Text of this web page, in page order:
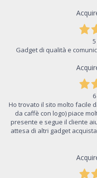
Gadget di qualità e
Ho trovato il sito molto facile
da caffè con logo) piace
presente e segue il cliente
attesa di altri gadget